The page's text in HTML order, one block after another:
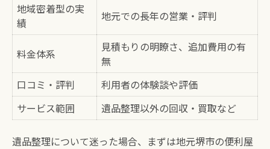
地域密着型の実
績
地元での長年の営業・評判
料金体系
見積もりの明瞭さ、追加費用の有
無
口コミ・評判
利用者の体験談や評価
サービス範囲
遺品整理以外の回収・買取など
遺品整理について迷った場合、まずは地元堺市の便利屋